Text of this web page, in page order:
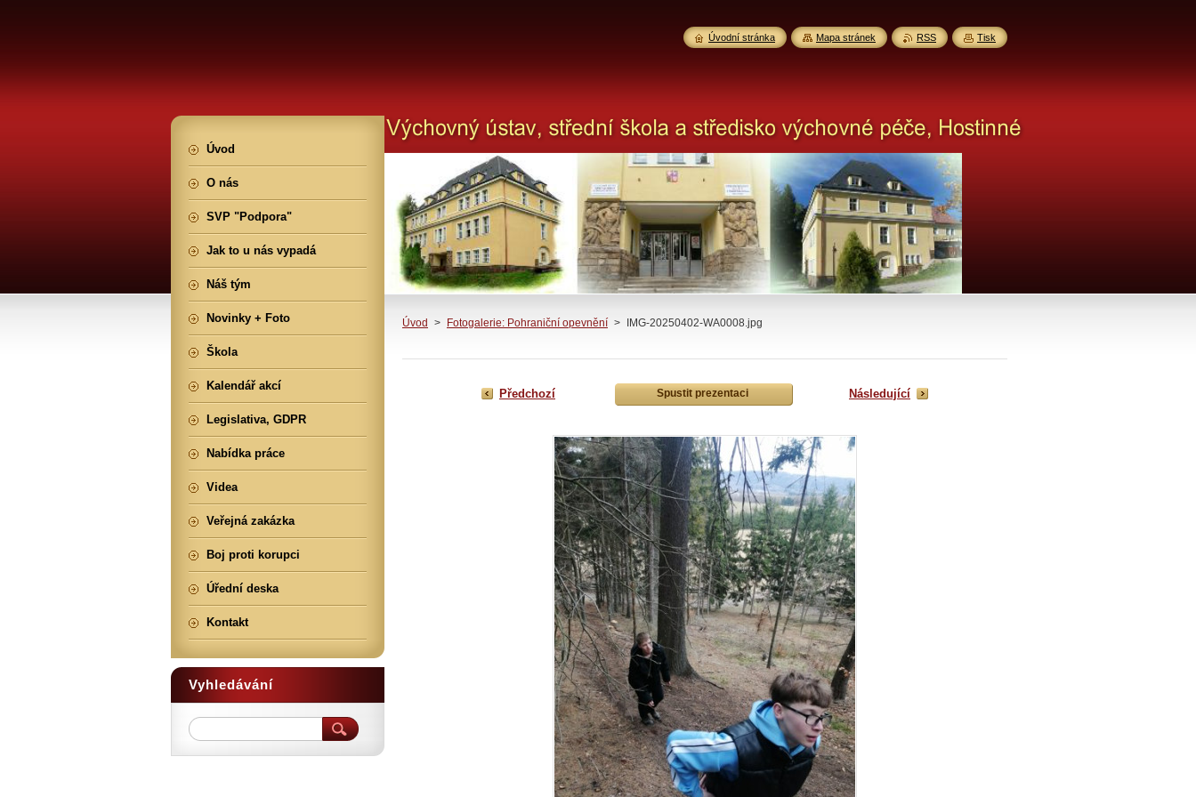
Úvod > Fotogalerie: Pohraniční opevnění > IMG-20250402-WA0008.jpg
Předchozí Spustit prezentaci Následující
Úvod
O nás
SVP "Podpora"
Jak to u nás vypadá
Náš tým
Novinky + Foto
Škola
Kalendář akcí
Legislativa, GDPR
Nabídka práce
Videa
Veřejná zakázka
Boj proti korupci
Úřední deska
Kontakt
Vyhledávání
Úvodní stránka Mapa stránek RSS Tisk